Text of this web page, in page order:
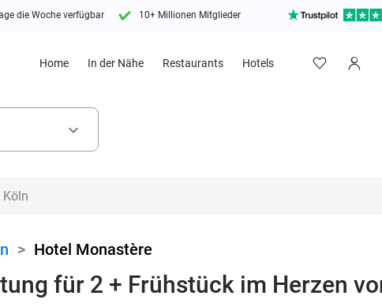
die Woche verfügbar 10+ Millionen Mitglieder
Home In der Nähe Restaurants Hotels
keyboard_arrow_down
> Hotel Monastère
für 2 + Frühstück im Herzen